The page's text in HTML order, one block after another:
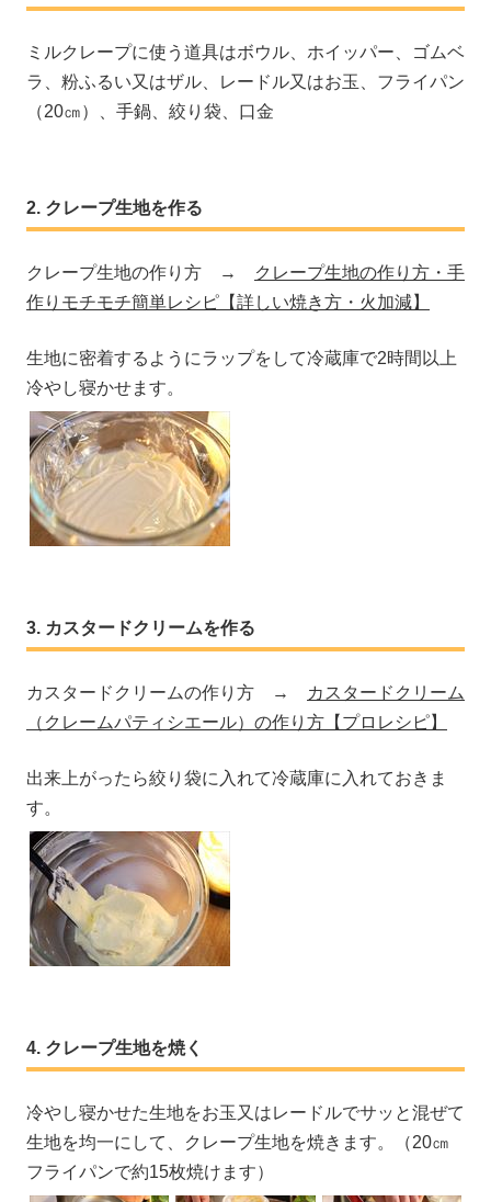
ミルクレープに使う道具はボウル、ホイッパー、ゴムベ
ラ、粉ふるい又はザル、レードル又はお玉、フライパン
（20㎝）、手鍋、絞り袋、口金
クレープ生地を作る
クレープ生地の作り方 →
クレープ生地の作り方・手
作りモチモチ簡単レシピ【詳しい焼き方・火加減】
生地に密着するようにラップをして冷蔵庫で2時間以上
冷やし寝かせます。
カスタードクリームを作る
カスタードクリームの作り方 →
カスタードクリーム
（クレームパティシエール）の作り方【プロレシピ】
出来上がったら絞り袋に入れて冷蔵庫に入れておきま
す。
クレープ生地を焼く
冷やし寝かせた生地をお玉又はレードルでサッと混ぜて
生地を均一にして、クレープ生地を焼きます。（20㎝
フライパンで約15枚焼けます）